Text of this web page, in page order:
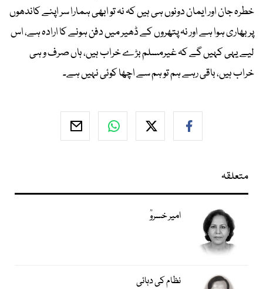
خطرہ جان اور ایمان دونوں ہی ہیں کہ نہ تو ابھی ہمارا سر اپنے کاندھوں
پر بھاری ہوا ہے اور نہ پتھروں کے ڈھیر میں دفن ہونے کا ارادہ ہے، اس
لیے یہی کہیں گے کہ غیرمسلم بڑے خراب ہیں، ہاں صرف و ہی
خراب ہیں، باقی رہے ہم تو ہم سے اچھا کوئی نہیں ہے۔
متعلقہ
امیر خسروؒ
نظام کی دہائی